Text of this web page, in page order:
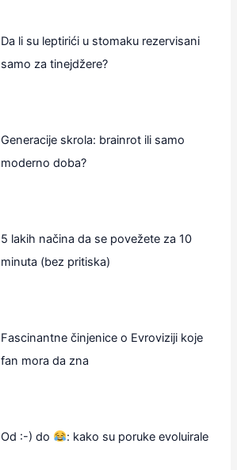
Da li su leptirići u stomaku rezervisani
samo za tinejdžere?
Generacije skrola: brainrot ili samo
moderno doba?
5 lakih načina da se povežete za 10
minuta (bez pritiska)
Fascinantne činjenice o Evroviziji koje
fan mora da zna
Od :-) do : kako su poruke evoluirale